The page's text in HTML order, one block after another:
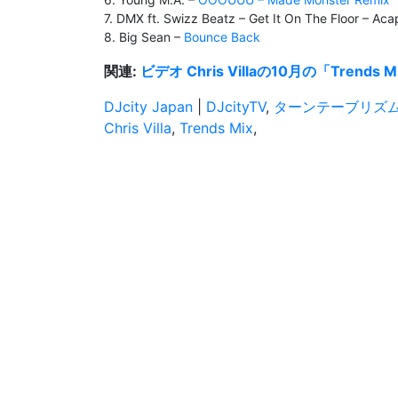
7. DMX ft. Swizz Beatz – Get It On The Floor –
8. Big Sean – Bounce Back
関連: ビデオ Chris Villaの10月の「Trends
DJcity Japan
DJcityTV, ターンテーブリズ
Chris Villa, Trends Mix,